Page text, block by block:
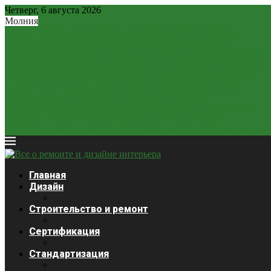
Четверг, 6 августа 2026
Молния
Главная
Дизайн
Строительство и ремонт
Сертификация
Стандартизация